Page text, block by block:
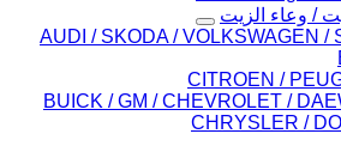
/ وعاء الزيت
AUDI / SKODA / VOLKSWAGEN /
CITROEN /
BUICK / GM / CHEVROLET /
CHRYSLER /